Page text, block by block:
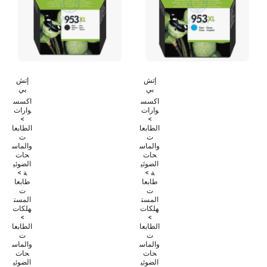
إتش
بي
اكسس
وارات
>
الطابعا
ت
والماس
حات
الضوئي
ة >
طابعا
ت
المست
هلكات
>
الطابعا
ت
والماس
حات
الضوئي
إتش
بي
اكسس
وارات
>
الطابعا
ت
والماس
حات
الضوئي
ة >
طابعا
ت
المست
هلكات
>
الطابعا
ت
والماس
حات
الضوئي